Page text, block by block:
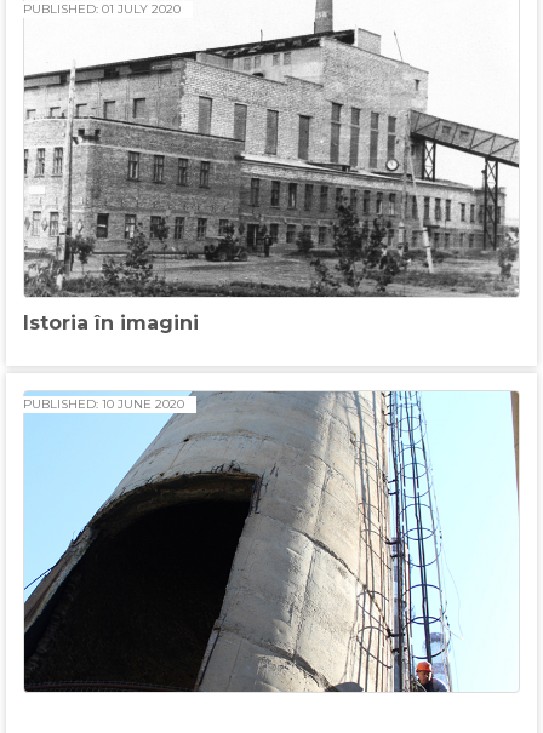
Istoria în imagini
PUBLISHED: 01 JULY 2020
PUBLISHED: 10 JUNE 2020